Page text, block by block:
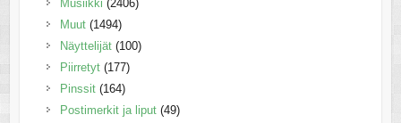
Musiikki (2406)
Muut (1494)
Näyttelijät (100)
Piirretyt (177)
Pinssit (164)
Postimerkit ja liput (49)